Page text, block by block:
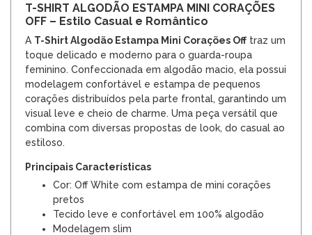
T-SHIRT ALGODÃO ESTAMPA MINI CORAÇÕES
OFF – Estilo Casual e Romântico
A T-Shirt Algodão Estampa Mini Corações Off traz um
toque delicado e moderno para o guarda-roupa
feminino. Confeccionada em algodão macio, ela possui
modelagem confortável e estampa de pequenos
corações distribuídos pela parte frontal, garantindo um
visual leve e cheio de charme. Uma peça versátil que
combina com diversas propostas de look, do casual ao
estiloso.
Principais Características
Cor: Off White com estampa de mini corações
pretos
Tecido leve e confortável em 100% algodão
Modelagem slim